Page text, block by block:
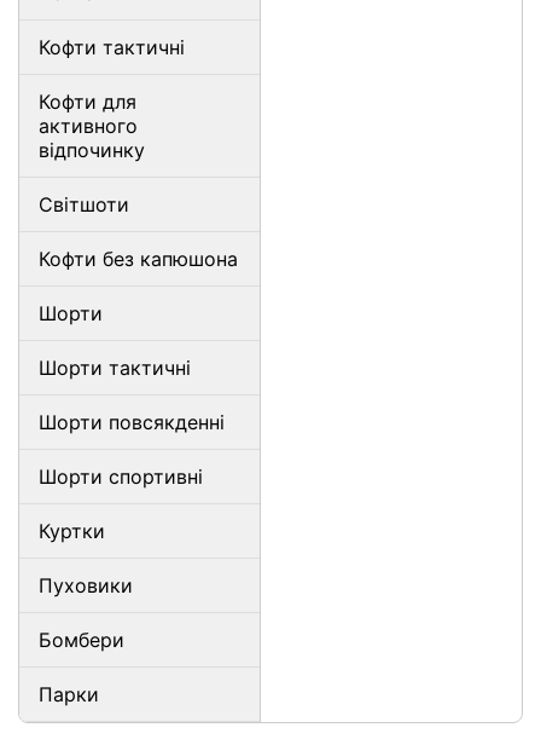
Кофти тактичні
Кофти для
активного
відпочинку
Світшоти
Кофти без капюшона
Шорти
Шорти тактичні
Шорти повсякденні
Шорти спортивні
Куртки
Пуховики
Бомбери
Парки